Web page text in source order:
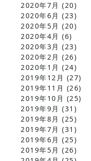
2020年7月 (20)
2020年6月 (23)
2020年5月 (20)
2020年4月 (6)
2020年3月 (23)
2020年2月 (26)
2020年1月 (24)
2019年12月 (27)
2019年11月 (26)
2019年10月 (25)
2019年9月 (31)
2019年8月 (25)
2019年7月 (31)
2019年6月 (25)
2019年5月 (26)